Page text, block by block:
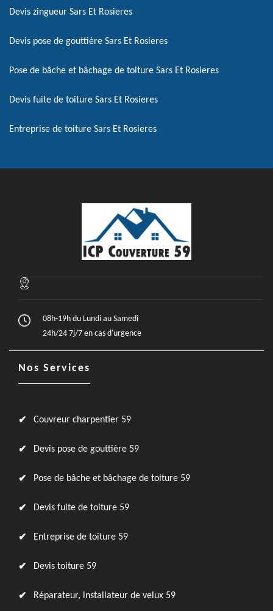
Devis zingueur Sars Et Rosieres
Devis pose de gouttière Sars Et Rosieres
Pose de bâche et bâchage de toiture Sars Et Rosieres
Devis fuite de toiture Sars Et Rosieres
Entreprise de toiture Sars Et Rosieres
08h-19h du Lundi au Samedi
24h/24 7j/7 en cas d'urgence
Nos Services
Couvreur charpentier 59
Devis pose de gouttière 59
Pose de bâche et bâchage de toiture 59
Devis fuite de toiture 59
Entreprise de toiture 59
Devis toiture 59
Réparateur, installateur de velux 59